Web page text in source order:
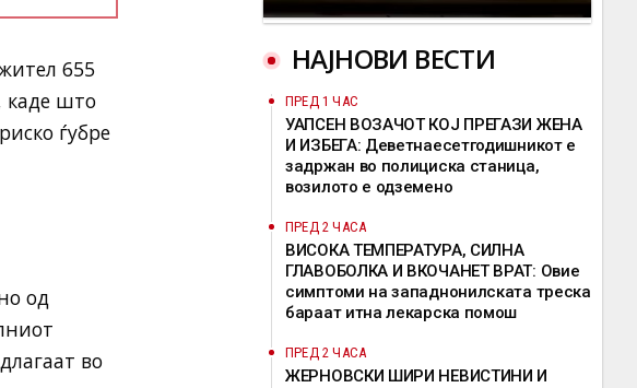
655
каде што
ѓубре
од
во
НАЈНОВИ ВЕСТИ
ПРЕД 1 ЧАС
УАПСЕН ВОЗАЧОТ КОЈ ПРЕГАЗИ ЖЕНА
И ИЗБЕГА: Деветнаесетгодишникот е
задржан во полициска станица,
возилото е одземено
ПРЕД 2 ЧАСА
ВИСОКА ТЕМПЕРАТУРА, СИЛНА
ГЛАВОБОЛКА И ВКОЧАНЕТ ВРАТ: Овие
симптоми на западнонилската треска
бараат итна лекарска помош
ПРЕД 2 ЧАСА
ЖЕРНОВСКИ ШИРИ НЕВИСТИНИ И